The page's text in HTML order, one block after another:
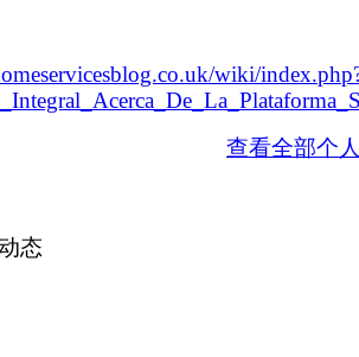
wiki/
查看全部个
态